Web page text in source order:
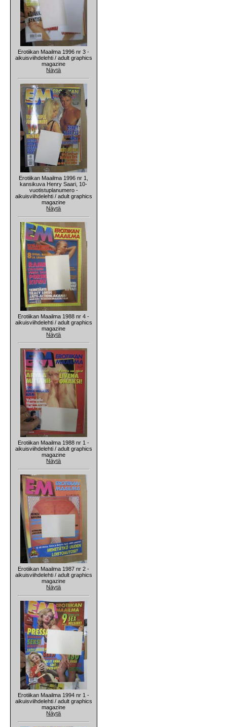
Erotiikan Maailma 1996 nr 3 -
aikuisviihdelehti / adult graphics
magazine
Näytä
Erotiikan Maailma 1996 nr 1,
kansikuva Henry Saari, 10-
vuotistuplanumero -
aikuisviihdelehti / adult graphics
magazine
Näytä
Erotiikan Maailma 1988 nr 4 -
aikuisviihdelehti / adult graphics
magazine
Näytä
Erotiikan Maailma 1988 nr 1 -
aikuisviihdelehti / adult graphics
magazine
Näytä
Erotiikan Maailma 1987 nr 2 -
aikuisviihdelehti / adult graphics
magazine
Näytä
Erotiikan Maailma 1994 nr 1 -
aikuisviihdelehti / adult graphics
magazine
Näytä